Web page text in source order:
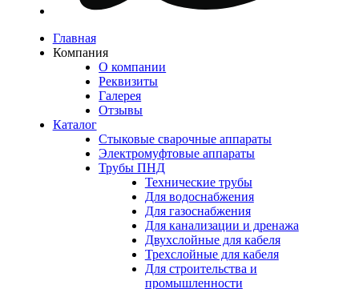
Главная
Компания
О компании
Реквизиты
Галерея
Отзывы
Каталог
Стыковые сварочные аппараты
Электромуфтовые аппараты
Трубы ПНД
Технические трубы
Для водоснабжения
Для газоснабжения
Для канализации и дренажа
Двухслойные для кабеля
Трехслойные для кабеля
Для строительства и
промышленности